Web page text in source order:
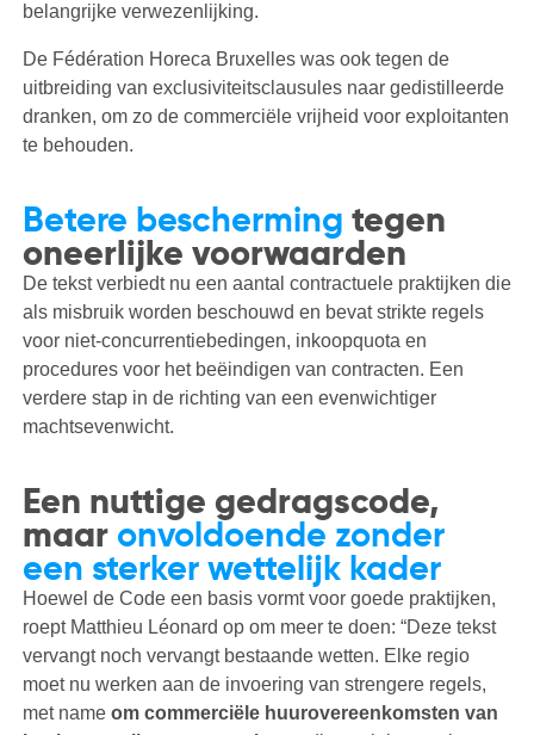
belangrijke verwezenlijking.
De Fédération Horeca Bruxelles was ook tegen de
uitbreiding van exclusiviteitsclausules naar gedistilleerde
dranken, om zo de commerciële vrijheid voor exploitanten
te behouden.
Betere bescherming tegen
oneerlijke voorwaarden
De tekst verbiedt nu een aantal contractuele praktijken die
als misbruik worden beschouwd en bevat strikte regels
voor niet-concurrentiebedingen, inkoopquota en
procedures voor het beëindigen van contracten. Een
verdere stap in de richting van een evenwichtiger
machtsevenwicht.
Een nuttige gedragscode,
maar onvoldoende zonder
een sterker wettelijk kader
Hoewel de Code een basis vormt voor goede praktijken,
roept Matthieu Léonard op om meer te doen: “Deze tekst
vervangt noch vervangt bestaande wetten. Elke regio
moet nu werken aan de invoering van strengere regels,
met name om commerciële huurovereenkomsten van